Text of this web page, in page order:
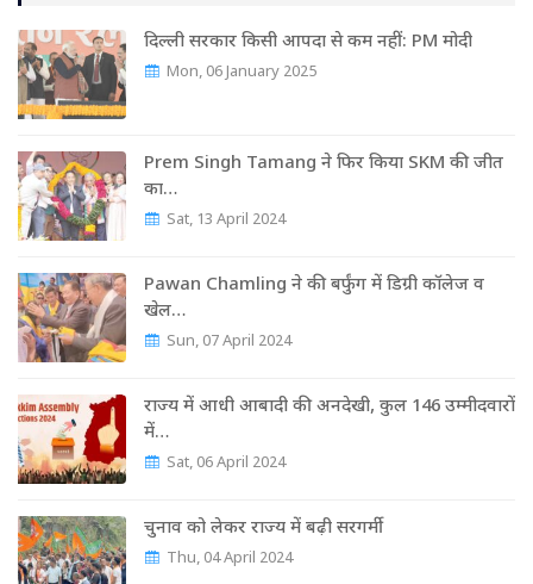
दिल्ली सरकार किसी आपदा से कम नहीं: PM मोदी
Mon, 06 January 2025
Prem Singh Tamang ने फिर किया SKM की जीत
का…
Sat, 13 April 2024
Pawan Chamling ने की बर्फुंग में डिग्री कॉलेज व
खेल…
Sun, 07 April 2024
राज्‍य में आधी आबादी की अनदेखी, कुल 146 उम्‍मीदवारों
में…
Sat, 06 April 2024
चुनाव को लेकर राज्‍य में बढ़ी सरगर्मी
Thu, 04 April 2024